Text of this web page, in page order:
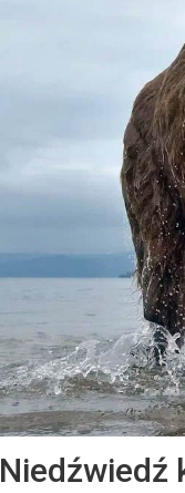
Niedźwiedź